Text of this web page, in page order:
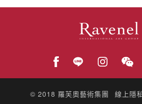
© 2018 羅芙奧藝術集團 線上隱